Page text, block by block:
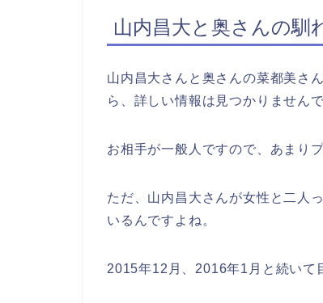
山内昌大と奥さんの馴
山内昌大さんと奥さんの菜都美さ
ら、詳しい情報は見つかりませんで
お相手が一般人ですので、あまり
ただ、山内昌大さんが女性と二人
いるんですよね。
2015年12月、2016年1月と続いて